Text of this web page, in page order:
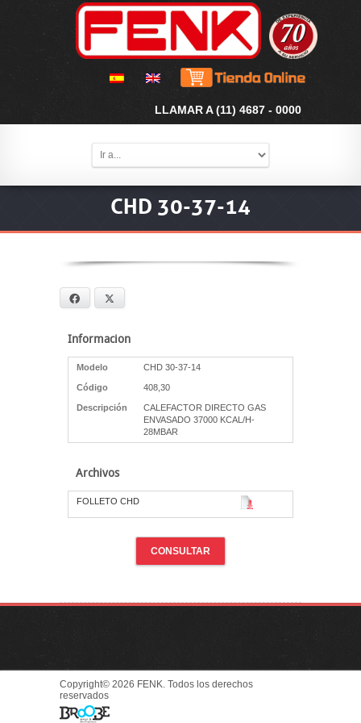
LLAMAR A (11) 4687 - 0000
CHD 30-37-14
Facebook
Informacion
Modelo CHD 30-37-14
Código 408,30
Descripción
CALEFACTOR DIRECTO GAS
ENVASADO 37000 KCAL/H-
28MBAR
Archivos
FOLLETO CHD
CONSULTAR
Copyright© 2026 FENK. Todos los derechos
reservados